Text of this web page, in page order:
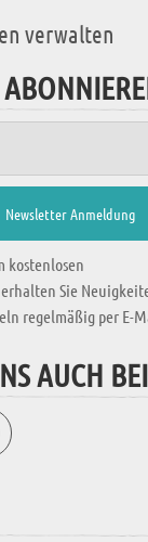
verwalten
kostenlosen
Sie
regelmäßig per E-
AUCH BEI